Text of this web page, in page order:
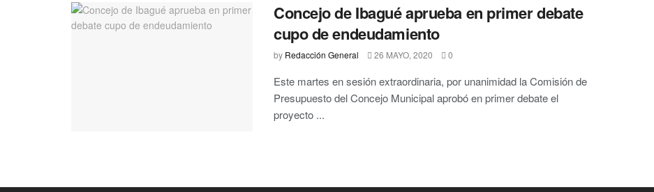
Concejo de Ibagué aprueba en primer debate
cupo de endeudamiento
by Redacción General 26 MAYO, 2020 0
Este martes en sesión extraordinaria, por unanimidad la Comisión de
Presupuesto del Concejo Municipal aprobó en primer debate el
proyecto ...